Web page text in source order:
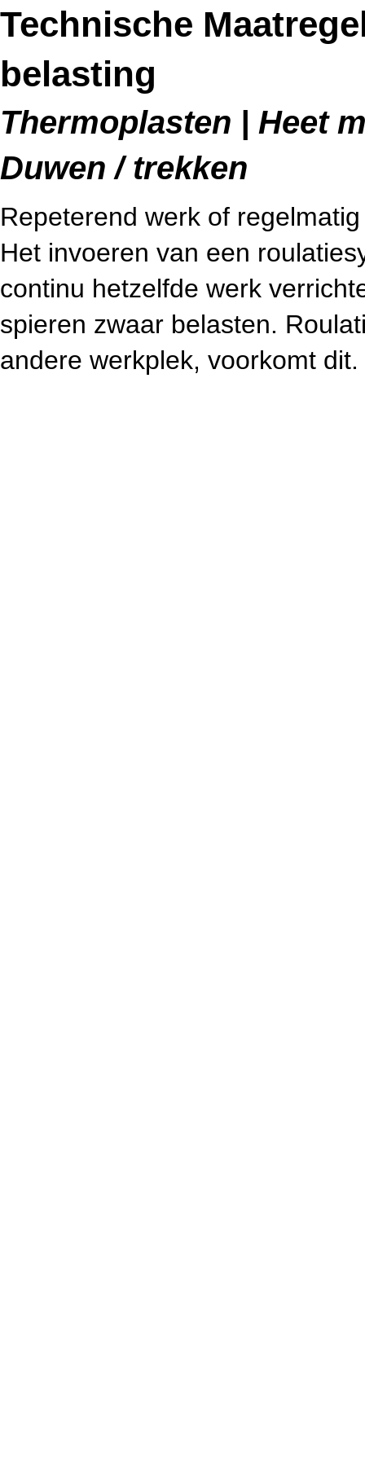
Technische
belasting
Thermoplasten | Heet
Duwen / trekken
Repeterend werk of
Het invoeren van een
continu hetzelfde werk
spieren zwaar belasten.
andere werkplek, voorkomt dit.